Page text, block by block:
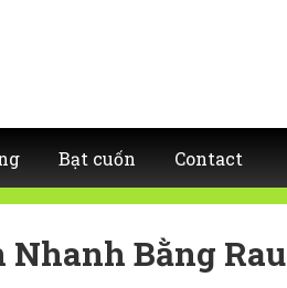
Bạt cuốn Contact
Nhanh Bằng Rau